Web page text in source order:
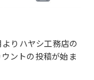
よりハヤシ工務店の
ントの投稿が始ま